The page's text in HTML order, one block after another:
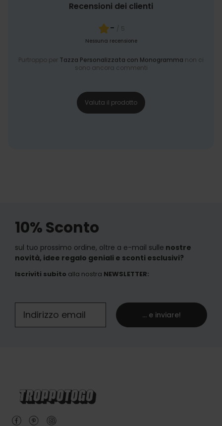
Recensioni dei clienti
- / 5
Nessuna recensione
Purtroppo per Tazza Personalizzata con Monogramma non ci
sono ancora commenti
Valuta il prodotto
10% Sconto
sul tuo prossimo ordine, oltre a e-mail sulle nostre
novità, idee regalo geniali e sconti esclusivi?
Iscriviti subito alla nostra NEWSLETTER:
... e inviare!